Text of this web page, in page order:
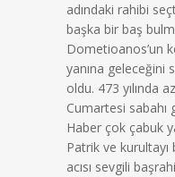
adındaki rahibi
başka bir baş
Dometioanos’un
yanına geleceğini
oldu. 473 yılında
Cumartesi sabahı
Haber çok çabuk
Patrik ve kurultayı
acısı sevgili